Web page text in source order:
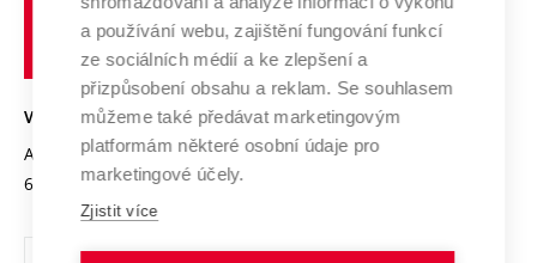
Transfer znalostí
Open Science
Projekty
Projekty ze strukturálních fondů
Specifický výzkum
Služby univerzity
Mezinárodní dohody
Univerzitní sítě
Podnikavá univerzita / ContriBUTe
Bezpečná univerzita
Vyznamenání
Organizační struktura
učení
technické
Brně
VYSOKÉ UČENÍ TECHNICKÉ V BRNĚ
Antonínská 548/1
602 00 Brno
www.vut.cz
vut@vutbr.cz
a používání webu, zajištění fungování funkcí
ze sociálních médií a ke zlepšení a
přizpůsobení obsahu a reklam. Se souhlasem
můžeme také předávat marketingovým
platformám některé osobní údaje pro
marketingové účely.
Zjistit více